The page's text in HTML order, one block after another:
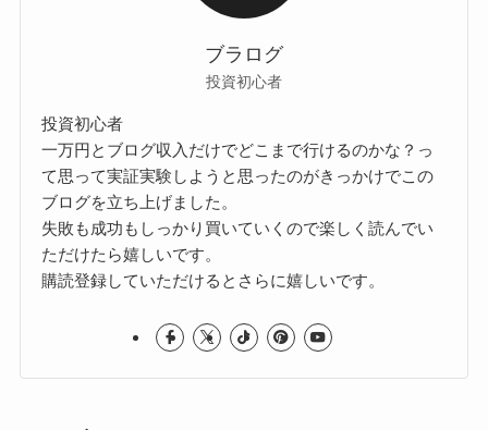
ブラログ
投資初心者
投資初心者
一万円とブログ収入だけでどこまで行けるのかな？っ
て思って実証実験しようと思ったのがきっかけでこの
ブログを立ち上げました。
失敗も成功もしっかり買いていくので楽しく読んでい
ただけたら嬉しいです。
購読登録していただけるとさらに嬉しいです。